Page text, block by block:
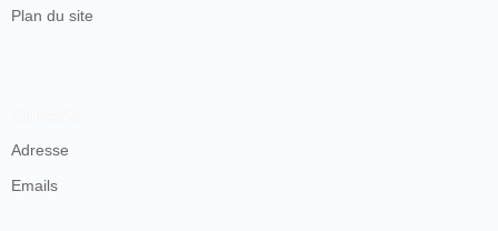
Plan du site
Adresse
Emails